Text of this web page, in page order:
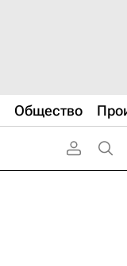
Общество